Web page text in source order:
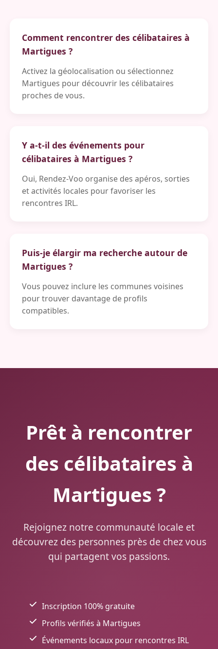
Comment rencontrer des célibataires à
Martigues ?
Activez la géolocalisation ou sélectionnez
Martigues pour découvrir les célibataires
proches de vous.
Y a-t-il des événements pour
célibataires à Martigues ?
Oui, Rendez-Voo organise des apéros, sorties
et activités locales pour favoriser les
rencontres IRL.
Puis-je élargir ma recherche autour de
Martigues ?
Vous pouvez inclure les communes voisines
pour trouver davantage de profils
compatibles.
Prêt à rencontrer
des célibataires à
Martigues ?
Rejoignez notre communauté locale et
découvrez des personnes près de chez vous
qui partagent vos passions.
Inscription 100% gratuite
Profils vérifiés à Martigues
Événements locaux pour rencontres IRL